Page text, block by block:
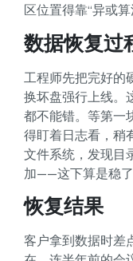
区位置得靠“异或
数据恢复过
工程师先把完好的
换坏盘强行上线。
都不能错。等第一
得盯着日志看，稍
文件系统，发现目
加——这下算是稳了
恢复结果
客户拿到数据时差